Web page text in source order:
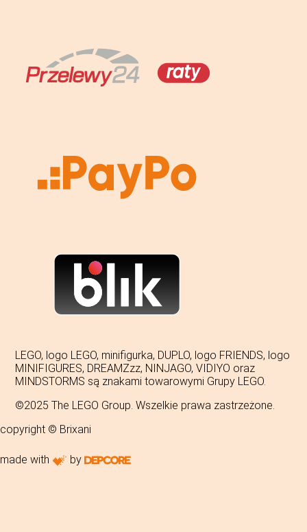
LEGO, logo LEGO, minifigurka, DUPLO, logo FRIENDS, logo
MINIFIGURES, DREAMZzz, NINJAGO, VIDIYO oraz
MINDSTORMS są znakami towarowymi Grupy LEGO.
©2025 The LEGO Group. Wszelkie prawa zastrzeżone.
copyright © Brixani
made with by